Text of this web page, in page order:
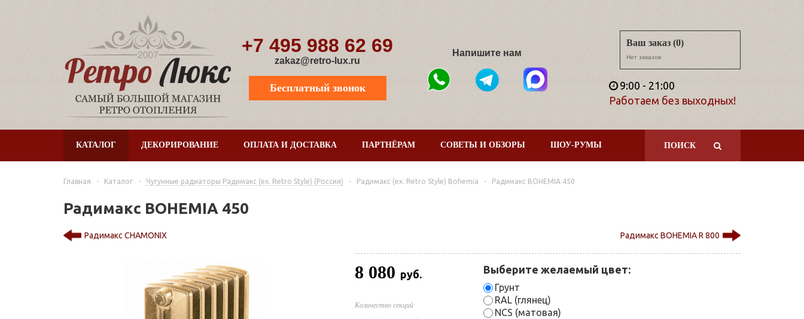
+7 495 988 62 69
zakaz@retro-lux.ru
Бесплатный звонок
Напишите нам
Ваш заказ (0)
Нет заказов
9:00 - 21:00
Работаем без выходных!
ПОИСК
КАТАЛОГ ДЕКОРИРОВАНИЕ ОПЛАТА И ДОСТАВКА ПАРТНЁРАМ СОВЕТЫ И ОБЗОРЫ ШОУ-РУМЫ
Главная - Каталог - Чугунные радиаторы Радимакс (ex. Retro Style) (Россия) - Радимакс (ex. Retro Style) Bohemia - Радимакс BOHEMIA 450
Радимакс BOHEMIA 450
Радимакс CHAMONIX Радимакс BOHEMIA R 800
8 080 руб.
Количество секций
Выберите желаемый цвет:
Грунт
RAL (глянец)
NCS (матовая)